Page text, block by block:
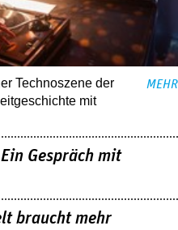
Technoszene der
mit
MEHR
Gespräch mit
braucht mehr